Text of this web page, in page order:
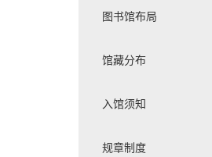
图书馆布局
馆藏分布
入馆须知
规章制度